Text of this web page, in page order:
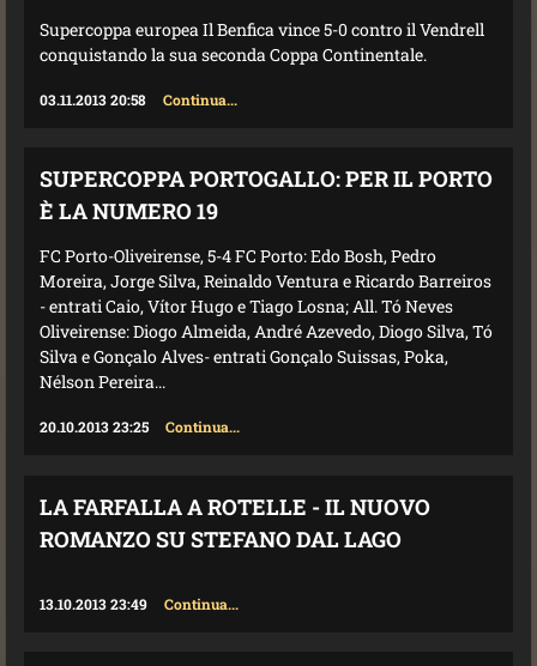
Supercoppa europea Il Benfica vince 5-0 contro il Vendrell
conquistando la sua seconda Coppa Continentale.
03.11.2013 20:58 Continua...
SUPERCOPPA PORTOGALLO: PER IL PORTO
È LA NUMERO 19
FC Porto-Oliveirense, 5-4 FC Porto: Edo Bosh, Pedro
Moreira, Jorge Silva, Reinaldo Ventura e Ricardo Barreiros
- entrati Caio, Vítor Hugo e Tiago Losna; All. Tó Neves
Oliveirense: Diogo Almeida, André Azevedo, Diogo Silva, Tó
Silva e Gonçalo Alves- entrati Gonçalo Suissas, Poka,
Nélson Pereira...
20.10.2013 23:25 Continua...
LA FARFALLA A ROTELLE - IL NUOVO
ROMANZO SU STEFANO DAL LAGO
13.10.2013 23:49 Continua...